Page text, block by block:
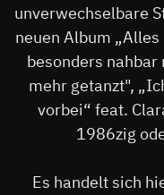
unverwechselbare
neuen Album
besonders nahbar
mehr getanzt",
vorbei“ feat.
1986zig
Es handelt sich